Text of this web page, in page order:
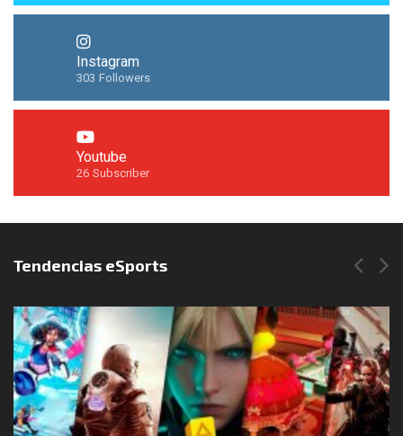
Instagram
303 Followers
Youtube
26 Subscriber
Síguenos en Instagram
Tendencias eSports